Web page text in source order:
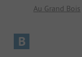
Au Grand Bois
B